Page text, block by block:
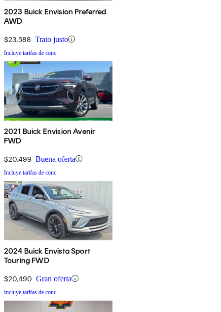
2023 Buick Envision Preferred
AWD
$23,588 Trato justo
Incluye tarifas de conc.
2021 Buick Envision Avenir
FWD
$20,499 Buena oferta
Incluye tarifas de conc.
2024 Buick Envista Sport
Touring FWD
$20,490 Gran oferta
Incluye tarifas de conc.